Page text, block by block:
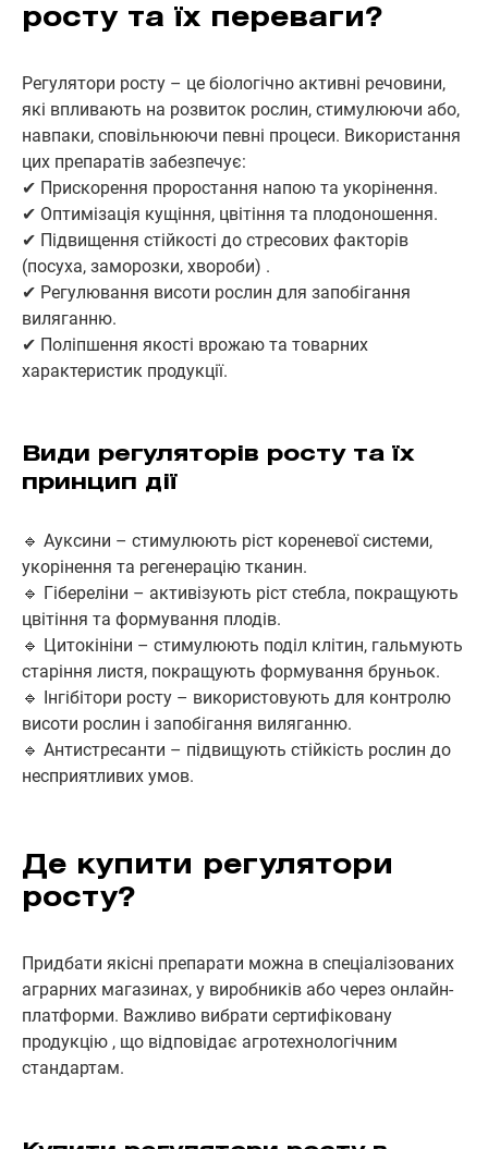
росту та їх переваги?
Регулятори росту – це біологічно активні речовини,
які впливають на розвиток рослин, стимулюючи або,
навпаки, сповільнюючи певні процеси. Використання
цих препаратів забезпечує:
✔ Прискорення проростання напою та укорінення.
✔ Оптимізація кущіння, цвітіння та плодоношення.
✔ Підвищення стійкості до стресових факторів
(посуха, заморозки, хвороби) .
✔ Регулювання висоти рослин для запобігання
виляганню.
✔ Поліпшення якості врожаю та товарних
характеристик продукції.
Види регуляторів росту та їх
принцип дії
🔹 Ауксини – стимулюють ріст кореневої системи,
укорінення та регенерацію тканин.
🔹 Гібереліни – активізують ріст стебла, покращують
цвітіння та формування плодів.
🔹 Цитокініни – стимулюють поділ клітин, гальмують
старіння листя, покращують формування бруньок.
🔹 Інгібітори росту – використовують для контролю
висоти рослин і запобігання виляганню.
🔹 Антистресанти – підвищують стійкість рослин до
несприятливих умов.
Де купити регулятори
росту?
Придбати якісні препарати можна в спеціалізованих
аграрних магазинах, у виробників або через онлайн-
платформи. Важливо вибрати сертифіковану
продукцію , що відповідає агротехнологічним
стандартам.